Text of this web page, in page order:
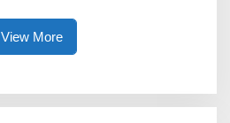
View More